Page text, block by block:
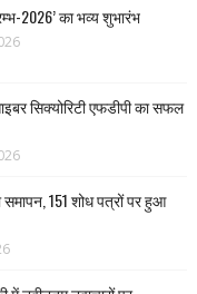
2026’ का भव्य शुभारंभ
सिक्योरिटी एफडीपी का सफल
151 शोध पत्रों पर हुआ